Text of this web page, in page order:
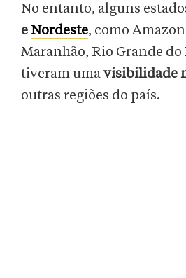
No entanto, alguns
e Nordeste, como
Maranhão, Rio Grande do
tiveram umavisibilidade
outras regiões do país.